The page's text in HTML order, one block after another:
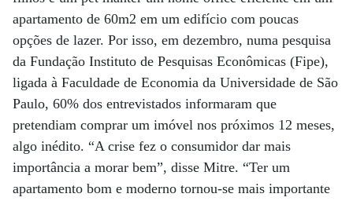
apartamento de 60m2 em um edifício com poucas
opções de lazer. Por isso, em dezembro, numa pesquisa
da Fundação Instituto de Pesquisas Econômicas (Fipe),
ligada à Faculdade de Economia da Universidade de São
Paulo, 60% dos entrevistados informaram que
pretendiam comprar um imóvel nos próximos 12 meses,
algo inédito. “A crise fez o consumidor dar mais
importância a morar bem”, disse Mitre. “Ter um
apartamento bom e moderno tornou-se mais importante